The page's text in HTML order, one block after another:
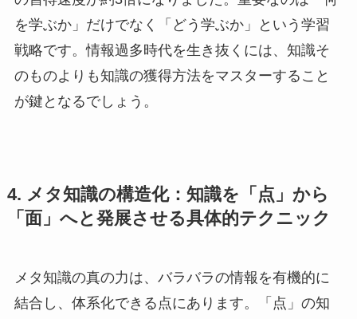
を学ぶか」だけでなく「どう学ぶか」という学習
戦略です。情報過多時代を生き抜くには、知識そ
のものよりも知識の獲得方法をマスターすること
が鍵となるでしょう。
4. メタ知識の構造化：知識を「点」から
「面」へと発展させる具体的テクニック
メタ知識の真の力は、バラバラの情報を有機的に
結合し、体系化できる点にあります。「点」の知